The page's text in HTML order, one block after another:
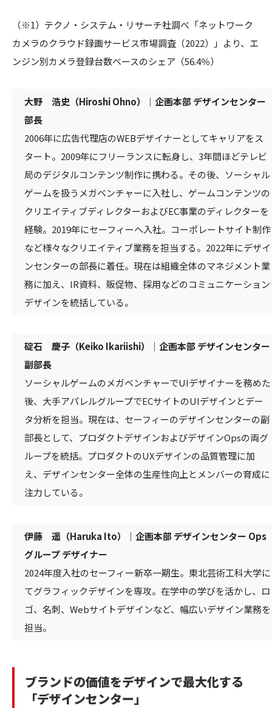
（※1）テクノ・システム・リサーチ社調べ「ネットワーク
カメラのクラウド録画サービス市場調査（2022）」より、エ
ンジン別カメラ登録台数ベースのシェア（56.4％）
大野 浩史（Hiroshi Ohno）｜企画本部 デザインセンター
部長
2006年に広告代理店のWEBデザイナーとしてキャリアをス
タート。2009年にフリーランスに転身し、3年間ほどテレビ
局のデジタルコンテンツ制作に携わる。その後、ソーシャル
ゲームを扱うメガベンチャーに入社し、ゲームコンテンツの
クリエイティブディレクターおよびEC事業のディレクターを
経験。2019年にセーフィーへ入社。コーポレートサイト制作
など様々なクリエイティブ業務を担当する。2022年にデザイ
ンセンターの部長に着任。現在は組織全体のマネジメント業
務に加え、IR資料、販促物、採用などのコミュニケーション
デザインを統括している。
碇石 慶子（Keiko Ikariishi）｜企画本部 デザインセンター
副部長
ソーシャルゲームのメガベンチャーでUIデザイナーを務めた
後、大手アパレルグループでECサイトのUIデザインとデー
タ分析を担当。現在は、セーフィーのデザインセンターの副
部長として、プロダクトデザインおよびデザインOpsの両グ
ループを統括。プロダクトのUXデザインの品質管理に加
え、デザインセンター全体の生産性向上とメンバーの育成に
注力している。
伊藤 遥（Haruka Ito）｜企画本部 デザインセンター Ops
グループ デザイナー
2024年度入社のセーフィー新卒一期生。東北芸術工科大学に
てグラフィックデザインを専攻。在学中の学びを活かし、ロ
ゴ、名刺、Webサイトデザインなど、幅広いデザイン業務を
担当。
ブランドの価値をデザインで最大化する
「デザインセンター」